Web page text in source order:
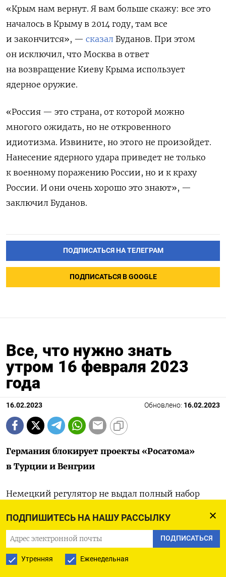
ПОДПИШИТЕСЬ НА НАШУ РАССЫЛКУ
ПОДПИСАТЬСЯ
Утренняя Еженедельная
«Крым нам вернут. Я вам больше скажу: все это
началось в Крыму в 2014 году, там все
и закончится», — сказал Буданов. При этом
он исключил, что Москва в ответ
на возвращение Киеву Крыма использует
ядерное оружие.
«Россия — это страна, от которой можно
многого ожидать, но не откровенного
идиотизма. Извините, но этого не произойдет.
Нанесение ядерного удара приведет не только
к военному поражению России, но и к краху
России. И они очень хорошо это знают», —
заключил Буданов.
ПОДПИСАТЬСЯ НА ТЕЛЕГРАМ
ПОДПИСАТЬСЯ В GOOGLE
Все, что нужно знать
утром 16 февраля 2023
года
16.02.2023 Обновлено: 16.02.2023
Германия блокирует проекты «Росатома»
в Турции и Венгрии
Немецкий регулятор не выдал полный набор
оборудования от немецкой Siemens Energy,
необходимого для строительства
АЭС «Аккую»,
которую «Росатом» строит на юге Турции.